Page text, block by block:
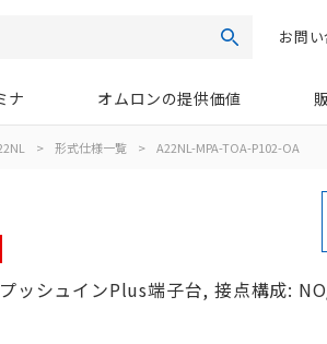
検索お問
ナ オムロンの提供価値
> 形式仕様一覧 > A22NL-MPA-TOA-P102-OA
シュインPlus端子台, 接点構成: